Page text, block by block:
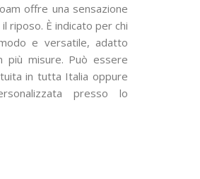
€
offre una sensazione
riposo. È indicato per chi
e versatile, adatto
più misure. Può essere
in tutta Italia oppure
presso lo